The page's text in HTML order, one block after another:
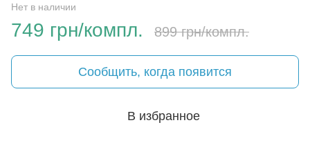
Нет в наличии
749 грн/компл. 899 грн/компл.
Сообщить, когда появится
В избранное